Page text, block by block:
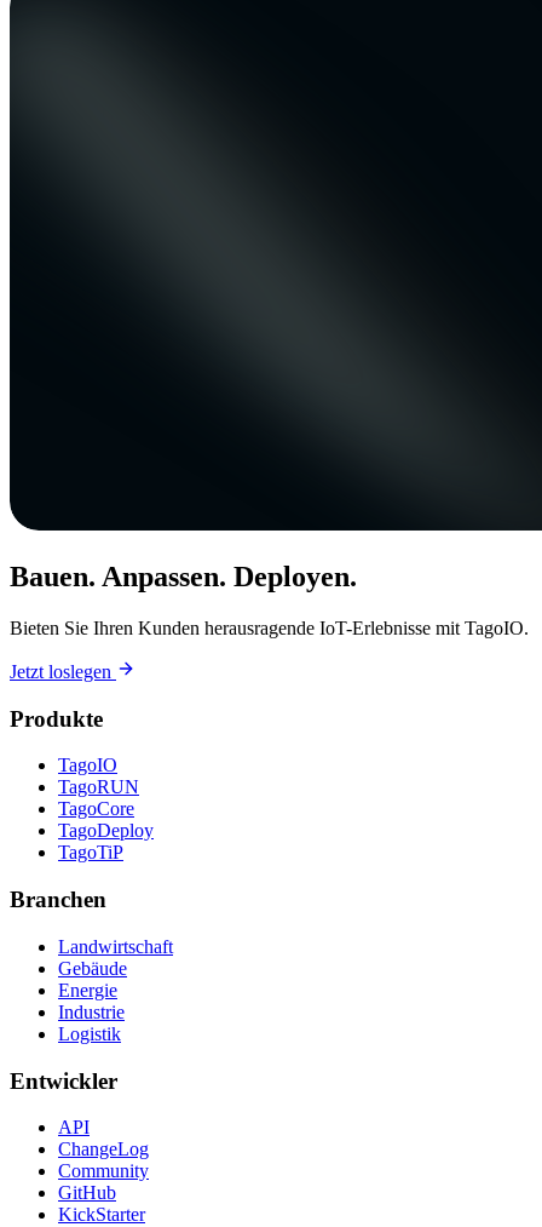
Bauen. Anpassen. Deployen.
Bieten Sie Ihren Kunden herausragende IoT-Erlebnisse mit TagoIO.
Jetzt loslegen
Produkte
TagoIO
TagoRUN
TagoCore
TagoDeploy
TagoTiP
Branchen
Landwirtschaft
Gebäude
Energie
Industrie
Logistik
Entwickler
API
ChangeLog
Community
GitHub
KickStarter